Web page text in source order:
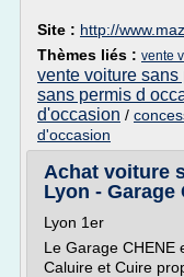
Site : http://
Thèmes liés : vente
vente voiture
sans permis d
d'occasion /
d'occasion
Achat voiture
Lyon - Garage
Lyon 1er
Le Garage CHENE
Caluire et Cuire